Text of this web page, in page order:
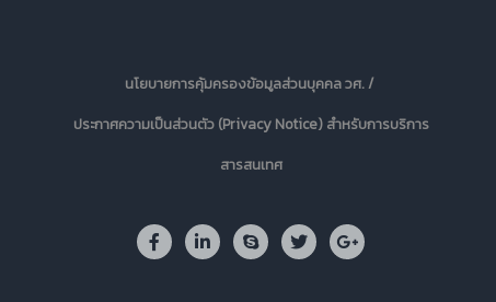
นโยบายการคุ้มครองข้อมูลส่วนบุคคล วศ. /
ประกาศความเป็นส่วนตัว (Privacy Notice) สำหรับการบริการ
สารสนเทศ